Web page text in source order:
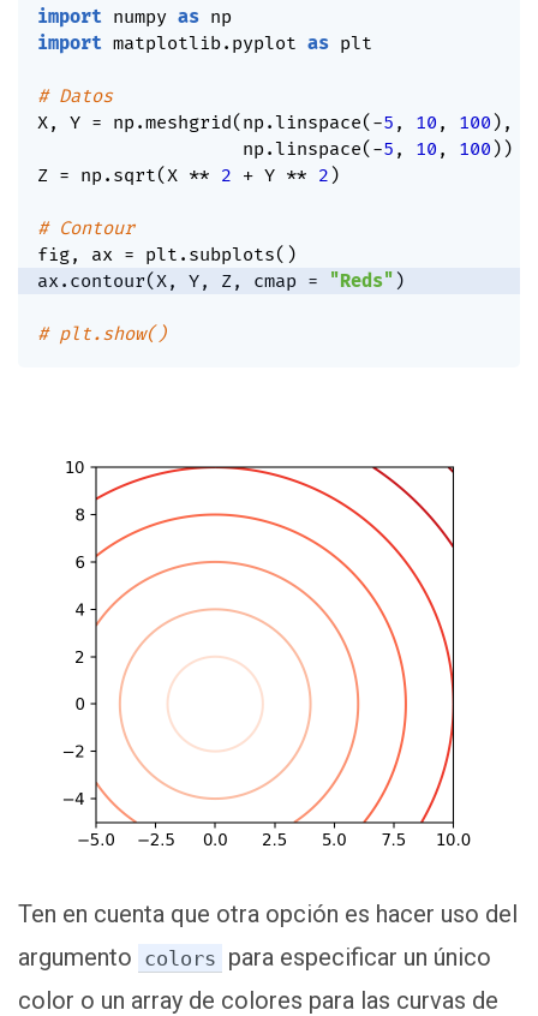
import numpy as
import matplotlib. pyplot as plt
# Datos
X, Y = np .meshgrid( np . linspace( -5 , 10 , 100 ) ,
                   np
. linspace( -5 , 10 , 100 ) )
Z = np . sqrt(X ** 2 + Y ** 2 )
# Contour
fig, ax = plt . subplots( )
ax . contour(X, Y, Z, cmap = "Reds" )
# plt.show()
Ten en cuenta que otra opción es hacer uso del
argumento colors para especificar un único
color o un array de colores para las curvas de